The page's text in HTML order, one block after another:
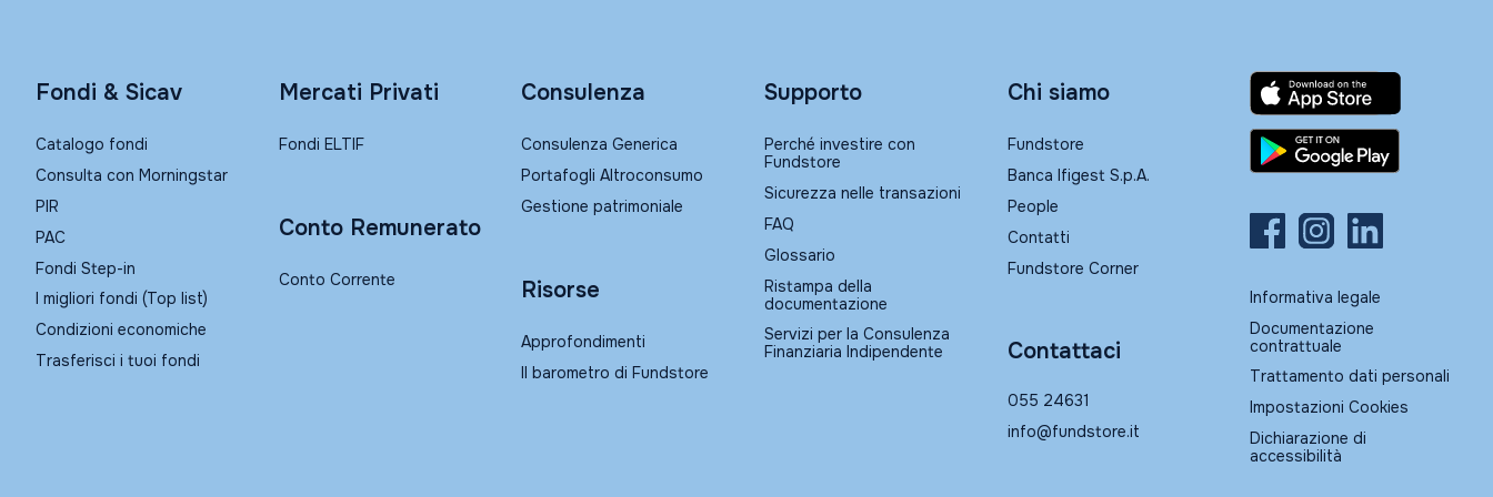
Fondi & Sicav
Catalogo fondi
Consulta con Morningstar
PIR
PAC
Fondi Step-in
I migliori fondi (Top list)
Condizioni economiche
Trasferisci i tuoi fondi
Mercati Privati
Fondi ELTIF
Conto Remunerato
Conto Corrente
Consulenza
Consulenza Generica
Portafogli Altroconsumo
Gestione patrimoniale
Risorse
Approfondimenti
Il barometro di Fundstore
Supporto
Perché investire con
Fundstore
Sicurezza nelle transazioni
FAQ
Glossario
Ristampa della
documentazione
Servizi per la Consulenza
Finanziaria Indipendente
Chi siamo
Fundstore
Banca Ifigest S.p.A.
People
Contatti
Fundstore Corner
Contattaci
055 24631
info@fundstore.it
Informativa legale
Documentazione
contrattuale
Trattamento dati personali
Impostazioni Cookies
Dichiarazione di
accessibilità